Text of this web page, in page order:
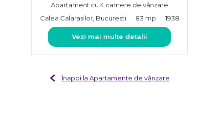
Apartament cu 4 camere de vânzare
Calea Calarasilor, Bucuresti
83 mp 1938
Vezi mai multe detalii
Înapoi la Apartamente de vânzare